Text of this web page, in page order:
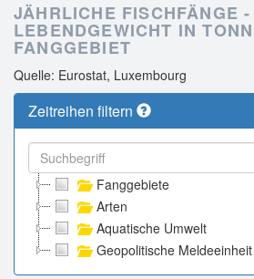
JÄHRLICHE FISCHFÄNGE -
LEBENDGEWICHT IN
FANGGEBIET
Quelle: Eurostat, Luxembourg
Zeitreihen filtern
Fanggebiete
Arten
Aquatische Umwelt
Geopolitische Meldeeinheit